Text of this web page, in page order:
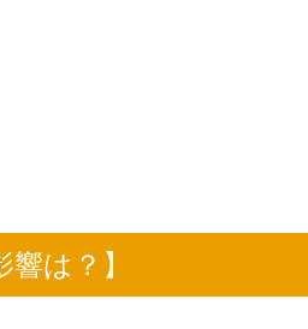
は？】